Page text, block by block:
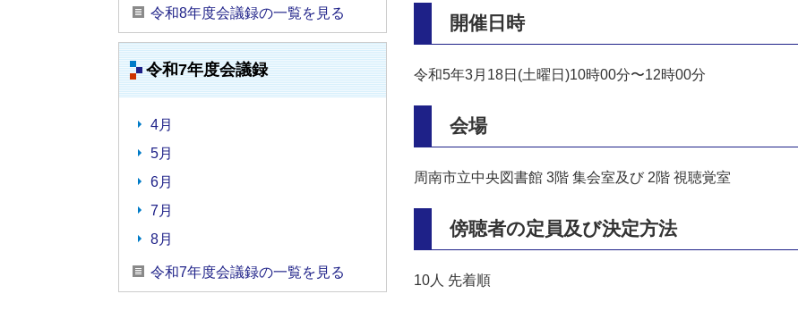
令和8年度会議録の一覧を見る
令和7年度会議録
4月
5月
6月
7月
8月
令和7年度会議録の一覧を見る
開催日時
令和5年3月18日(土曜日)10時00分〜12時00分
会場
周南市立中央図書館 3階 集会室及び 2階 視聴覚室
傍聴者の定員及び決定方法
10人 先着順